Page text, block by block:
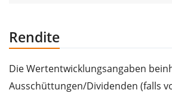
Rendite
Die Wertentwicklungsangaben
Ausschüttungen/Dividenden (falls